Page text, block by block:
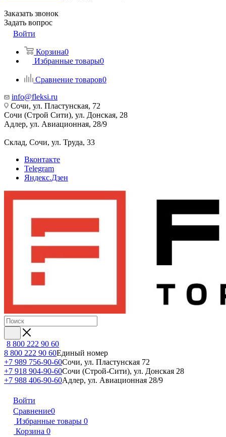
Заказать звонок
Задать вопрос
Войти
Корзина0
Избранные товары0
Сравнение товаров0
info@fleksi.ru
Сочи, ул. Пластунская, 72
Сочи (Строй Сити), ул. Донская, 28
Адлер, ул. Авиационная, 28/9
Склад, Сочи, ул. Труда, 33
Вконтакте
Telegram
Яндекс.Дзен
8 800 222 90 60
8 800 222 90 60Единый номер
+7 989 756-90-60Сочи, ул. Пластунская 72
+7 918 904-90-60Сочи (Строй-Сити), ул. Донская 28
+7 988 406-90-60Адлер, ул. Авиационная 28/9
Войти
Сравнение0
Избранные товары 0
Корзина 0